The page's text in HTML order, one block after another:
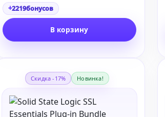
+2219бонусов
В корзину
Скидка -17% Новинка!